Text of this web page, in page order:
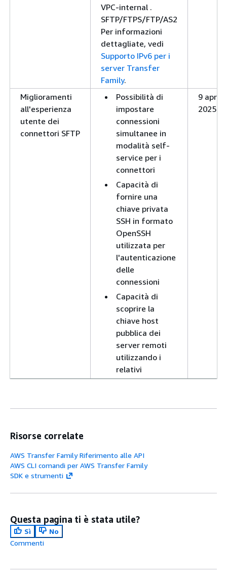
VPC-internal .
SFTP/FTPS/FTP/AS2
Per informazioni
dettagliate, vedi
Supporto IPv6 per i
server Transfer
Family.
Miglioramenti
all'esperienza
utente dei
connettori SFTP
Possibilità di
impostare
connessioni
simultanee in
modalità self-
service per i
connettori
Capacità di
fornire una
chiave privata
SSH in formato
OpenSSH
utilizzata per
l'autenticazione
delle
connessioni
Capacità di
scoprire la
chiave host
pubblica dei
server remoti
utilizzando i
relativi
connettori SFTP
dettagliate, vedi
9 aprile
2025
Capacità dei
connettori SFTP
server SFTP
remoto
È ora possibile
rinominando o
Risorse correlate
AWS Transfer Family Riferimento alle API
AWS CLI comandi per AWS Transfer Family
SDK e strumenti
Questa pagina ti è stata utile?
Sì
No
Commenti